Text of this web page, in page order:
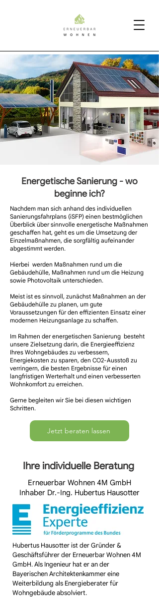
Energetische Sanierung - wo
beginne ich?
Nachdem man sich anhand des individuellen
Sanierungsfahrplans (iSFP) einen bestmöglichen
Überblick über sinnvolle energetische Maßnahmen
geschaffen hat, geht es um die Umsetzung der
Einzelmaßnahmen, die sorgfältig aufeinander
abgestimmt werden.
Hierbei werden Maßnahmen rund um die
Gebäudehülle, Maßnahmen rund um die Heizung
sowie Photovoltaik unterschieden.
Meist ist es sinnvoll, zunächst Maßnahmen an der
Gebäudehülle zu planen, um gute
Voraussetzungen für den effizienten Einsatz einer
modernen Heizungsanlage zu schaffen.
Im Rahmen der energetischen Sanierung besteht
unsere Zielsetzung darin, die Energieeffizienz
Ihres Wohngebäudes zu verbessern,
Energiekosten zu sparen, den CO2-Ausstoß zu
verringern, die besten Ergebnisse für einen
langfristigen Werterhalt und einen verbesserten
Wohnkomfort zu erreichen.
Gerne begleiten wir Sie bei diesen wichtigen
Schritten.​
Jetzt beraten lassen
Ihre individuelle Beratung
Erneuerbar Wohnen 4M GmbH
Inhaber Dr.-Ing. Hubertus Hausotter
Hubertus Hausotter ist der Gründer &
Geschäftsführer der Erneuerbar Wohnen 4M
GmbH. Als Ingenieur hat er an der
Bayerischen Architektenkammereine
Weiterbildung als Energieberater für
Wohngebäude absolviert. ​